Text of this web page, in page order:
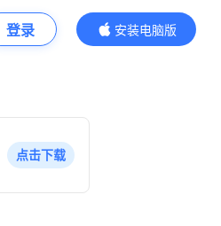
登录
安装电脑版
内容更精彩
点击下载